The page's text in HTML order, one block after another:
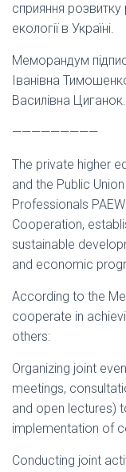
сприяння
екології в Україні.
Меморандум
Іванівна
Василівна Циганок.
—————————
The private higher
and the Public
Professionals
Cooperation,
sustainable
and economic
According to the
cooperate in
others:
Organizing joint
meetings,
and open lectures)
implementation of
Conducting joint